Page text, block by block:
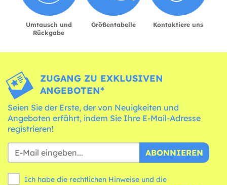
Umtausch und
Rückgabe
Größentabelle Kontaktiere uns
ZUGANG ZU EXKLUSIVEN
ANGEBOTEN*
Seien Sie der Erste, der von Neuigkeiten und
Angeboten erfährt, indem Sie Ihre E-Mail-Adresse
registrieren!
ABONNIEREN
Ich habe die rechtlichen Hinweise und die